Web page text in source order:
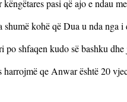
këngëtares pasi që ajo e ndau
shumë kohë që Dua u nda nga
po shfaqen kudo së bashku
harrojmë qe Anwar është 20